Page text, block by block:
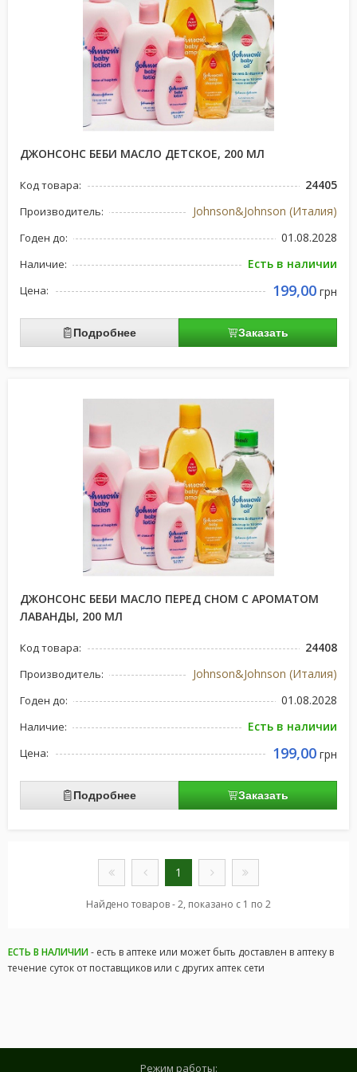
ДЖОНСОНС БЕБИ МАСЛО ДЕТСКОЕ, 200 МЛ
Код товара: 24405
Производитель: Johnson&Johnson (Италия)
Годен до: 01.08.2028
Наличие: Есть в наличии
Цена: 199,00 грн
Подробнее Заказать
ДЖОНСОНС БЕБИ МАСЛО ПЕРЕД СНОМ С АРОМАТОМ
ЛАВАНДЫ, 200 МЛ
Код товара: 24408
Производитель: Johnson&Johnson (Италия)
Годен до: 01.08.2028
Наличие: Есть в наличии
Цена: 199,00 грн
Подробнее Заказать
1
Найдено товаров - 2, показано с 1 по 2
ЕСТЬ В НАЛИЧИИ- есть в аптеке или может быть доставлен в аптеку в
течение суток от поставщиков или с других аптек сети
Режим работы: